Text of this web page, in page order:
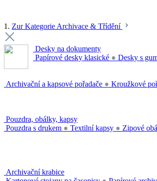
1. Zur Kategorie Archivace & Třídění
Desky na dokumenty
Papírové desky klasické ● Desky s
Archivační a kapsové pořadače ● Kroužkové
Pouzdra, obálky, kapsy
Pouzdra s drukem ● Textilní kapsy ● Zipové
Archivační krabice